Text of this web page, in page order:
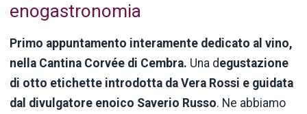
enogastronomia
Primo appuntamento interamente dedicato al vino,
nella Cantina Corvée di Cembra. Una degustazione
di otto etichette introdotta da Vera Rossi e guidata
dal divulgatore enoico Saverio Russo. Ne abbiamo